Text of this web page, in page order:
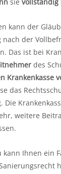
kann der
nach der
Das ist bei
des
Krankenkasse
das
Die
weitere
kann Ihnen ein